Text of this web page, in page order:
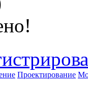
Проектирование